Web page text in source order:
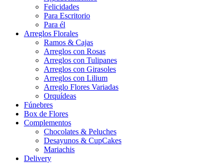
Felicidades
Para Escritorio
Para él
Arreglos Florales
Ramos & Cajas
Arreglos con Rosas
Arreglos con Tulipanes
Arreglos con Girasoles
Arreglos con Lilium
Arreglo Flores Variadas
Orquídeas
Fúnebres
Box de Flores
Complementos
Chocolates & Peluches
Desayunos & CupCakes
Mariachis
Delivery